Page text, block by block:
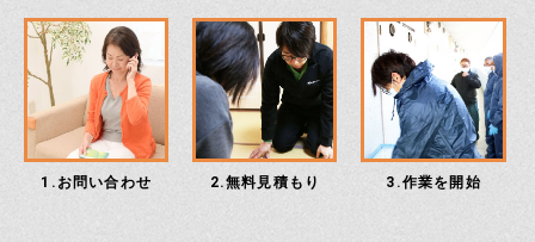
1.お問い合わせ 2.無料見積もり 3.作業を開始